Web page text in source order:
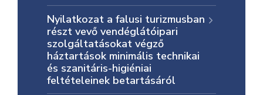
Nyilatkozat a falusi turizmusban
részt vevő vendéglátóipari
szolgáltatásokat végző
háztartások minimális technikai
és szanitáris-higiéniai
feltételeinek betartásáról